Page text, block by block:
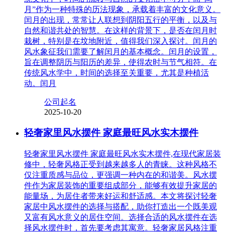
月”作为一种特殊的历法现象，承载着丰富的文化意义。
闰月的出现，常常让人联想到阴阳五行的平衡，以及与
自然和谐共处的智慧。在这样的背景下，是否在闰月时
栽树，特别是在坟地附近，值得我们深入探讨。闰月的
风水象征我们需要了解闰月的基本概念。闰月的设置，
旨在调整阴历与阳历的差异，使得农时与节气相符。在
传统风水学中，时间的选择至关重要，尤其是种植活
动。闰月
公司起名
2025-10-20
轻奢家里风水摆件 家庭最旺风水实木摆件
轻奢家里风水摆件 家庭最旺风水实木摆件,在现代家居装
修中，轻奢风格正受到越来越多人的青睐。这种风格不
仅注重质感与品位，更强调一种内在的和谐美。风水摆
件作为家居装饰的重要组成部分，能够有效提升家居的
能量场，为居住者带来好运和舒适感。本文将探讨轻奢
家居中风水摆件的选择与搭配，助你打造出一个既美观
又富有风水意义的居住空间。选择合适的风水摆件在选
择风水摆件时，首先要考虑其寓意。轻奢家居风格注重